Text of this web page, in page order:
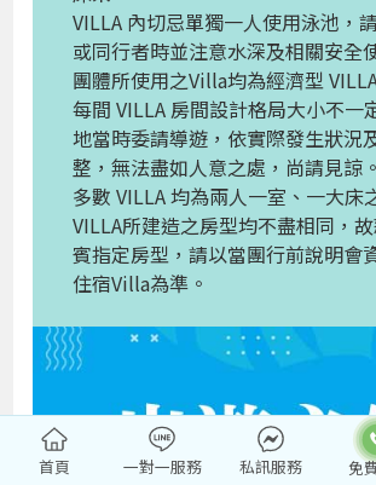
VILLA 內切忌單獨一人使用泳池，
或同行者時並注意水深及相關安全
團體所使用之Villa均為經濟型
每間 VILLA 房間設計格局大小不一
地當時委請導遊，依實際發生狀況
整，無法盡如人意之處，尚請見諒。
多數 VILLA 均為兩人一室、一大床
VILLA所建造之房型均不盡相同，
賓指定房型，請以當團行前說明會
住宿Villa為準。
首頁 一對一服務 私訊服務